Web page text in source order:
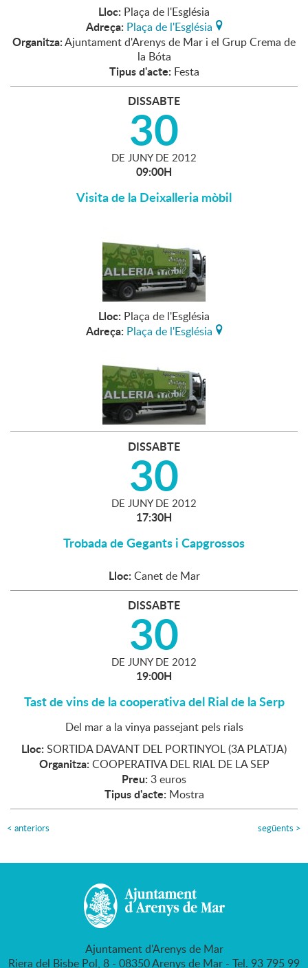
Lloc: Plaça de l'Església
Adreça: Plaça de l'Església
Organitza:Ajuntament d'Arenys de Mar i el Grup Crema de
la Bóta
Tipus d'acte: Festa
DISSABTE
30
DE JUNY DE 2012
09:00H
Visita de la Deixalleria mòbil
Lloc: Plaça de l'Església
Adreça: Plaça de l'Església
DISSABTE
30
DE JUNY DE 2012
17:30H
Trobada de Gegants i Capgrossos
Lloc: Canet de Mar
DISSABTE
30
DE JUNY DE 2012
19:00H
Tast de vins de la cooperativa del Rial de la Serp
Del mar a la vinya passejant pels rials
Lloc: SORTIDA DAVANT DEL PORTINYOL (3A PLATJA)
Organitza: COOPERATIVA DEL RIAL DE LA SEP
Preu: 3 euros
Tipus d'acte: Mostra
< anteriors següents >
Ajuntament d'Arenys de Mar
Riera del Bisbe Pol, 8 - 08350 Arenys de Mar - Tel. 93 795 99